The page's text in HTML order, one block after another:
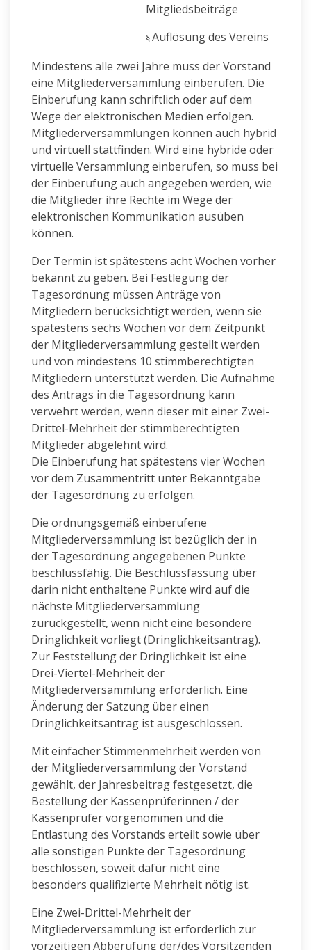
Mitgliedsbeiträge
§ Auflösung des Vereins
Mindestens alle zwei Jahre muss der Vorstand
eine Mitgliederversammlung einberufen. Die
Einberufung kann schriftlich oder auf dem
Wege der elektronischen Medien erfolgen.
Mitgliederversammlungen können auch hybrid
und virtuell stattfinden. Wird eine hybride oder
virtuelle Versammlung einberufen, so muss bei
der Einberufung auch angegeben werden, wie
die Mitglieder ihre Rechte im Wege der
elektronischen Kommunikation ausüben
können.
Der Termin ist spätestens acht Wochen vorher
bekannt zu geben. Bei Festlegung der
Tagesordnung müssen Anträge von
Mitgliedern berücksichtigt werden, wenn sie
spätestens sechs Wochen vor dem Zeitpunkt
der Mitgliederversammlung gestellt werden
und von mindestens 10 stimmberechtigten
Mitgliedern unterstützt werden. Die Aufnahme
des Antrags in die Tagesordnung kann
verwehrt werden, wenn dieser mit einer Zwei-
Drittel-Mehrheit der stimmberechtigten
Mitglieder abgelehnt wird.
Die Einberufung hat spätestens vier Wochen
vor dem Zusammentritt unter Bekanntgabe
der Tagesordnung zu erfolgen.
Die ordnungsgemäß einberufene
Mitgliederversammlung ist bezüglich der in
der Tagesordnung angegebenen Punkte
beschlussfähig. Die Beschlussfassung über
darin nicht enthaltene Punkte wird auf die
nächste Mitgliederversammlung
zurückgestellt, wenn nicht eine besondere
Dringlichkeit vorliegt (Dringlichkeitsantrag).
Zur Feststellung der Dringlichkeit ist eine
Drei-Viertel-Mehrheit der
Mitgliederversammlung erforderlich. Eine
Änderung der Satzung über einen
Dringlichkeitsantrag ist ausgeschlossen.
Mit einfacher Stimmenmehrheit werden von
der Mitgliederversammlung der Vorstand
gewählt, der Jahresbeitrag festgesetzt, die
Bestellung der Kassenprüferinnen / der
Kassenprüfer vorgenommen und die
Entlastung des Vorstands erteilt sowie über
alle sonstigen Punkte der Tagesordnung
beschlossen, soweit dafür nicht eine
besonders qualifizierte Mehrheit nötig ist.
Eine Zwei-Drittel-Mehrheit der
Mitgliederversammlung ist erforderlich zur
vorzeitigen Abberufung der/des Vorsitzenden